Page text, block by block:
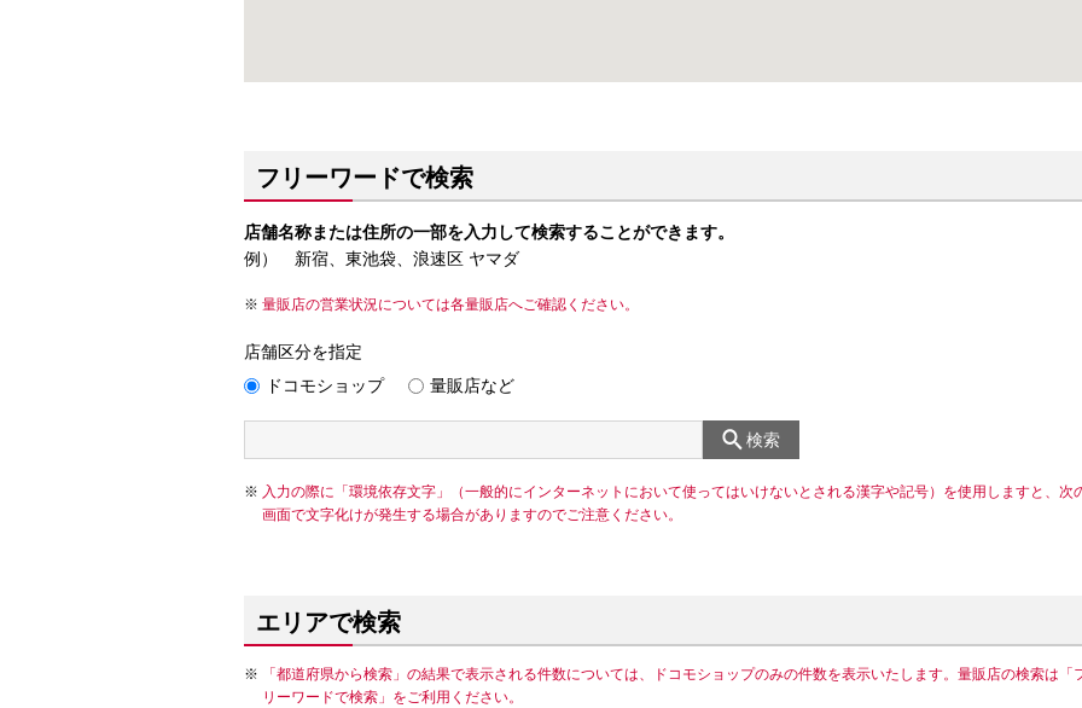
フリーワードで検索
店舗名称または住所の一部を入力して検索することができます。
例） 新宿、東池袋、浪速区 ヤマダ
量販店の営業状況については各量販店へご確認ください。
店舗区分を指定
ドコモショップ
量販店など
検索
入力の際に「環境依存文字」（一般的にインターネットにおいて使ってはいけないとされる漢字や記号）を使用しますと、次
画面で文字化けが発生する場合がありますのでご注意ください。
エリアで検索
「都道府県から検索」の結果で表示される件数については、ドコモショップのみの件数を表示いたします。量販店の検索は「
リーワードで検索」をご利用ください。